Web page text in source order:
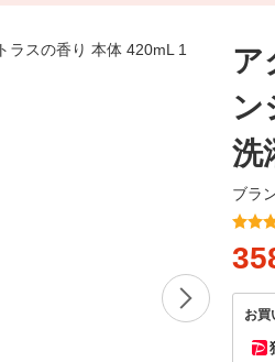
ア
ン
洗
ブラ
お買